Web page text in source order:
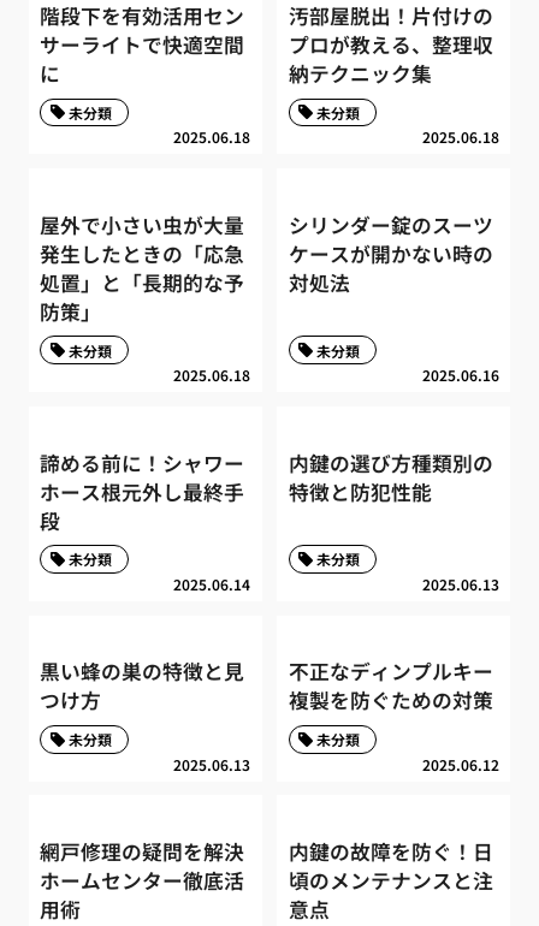
階段下を有効活用セン
サーライトで快適空間
に
2025.06.18
未分類
汚部屋脱出！片付けの
プロが教える、整理収
納テクニック集
2025.06.18
未分類
屋外で小さい虫が大量
発生したときの「応急
処置」と「長期的な予
防策」
2025.06.18
未分類
シリンダー錠のスーツ
ケースが開かない時の
対処法
2025.06.16
未分類
諦める前に！シャワー
ホース根元外し最終手
段
2025.06.14
未分類
内鍵の選び方種類別の
特徴と防犯性能
2025.06.13
未分類
黒い蜂の巣の特徴と見
つけ方
2025.06.13
未分類
不正なディンプルキー
複製を防ぐための対策
2025.06.12
未分類
網戸修理の疑問を解決
ホームセンター徹底活
用術
内鍵の故障を防ぐ！日
頃のメンテナンスと注
意点